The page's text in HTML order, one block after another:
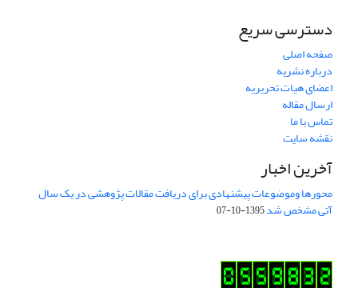
دسترسی سریع
صفحه اصلی
درباره نشریه
اعضای هیات تحریریه
ارسال مقاله
تماس با ما
نقشه سایت
آخرین اخبار
محورها وموضوعات پیشنهادی برای دریافت مقالات پژوهشی در یک سال
آتی مشخص شد1395-10-07